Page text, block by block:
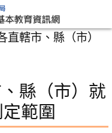
直轄市、縣（市）
縣（市）就
範圍